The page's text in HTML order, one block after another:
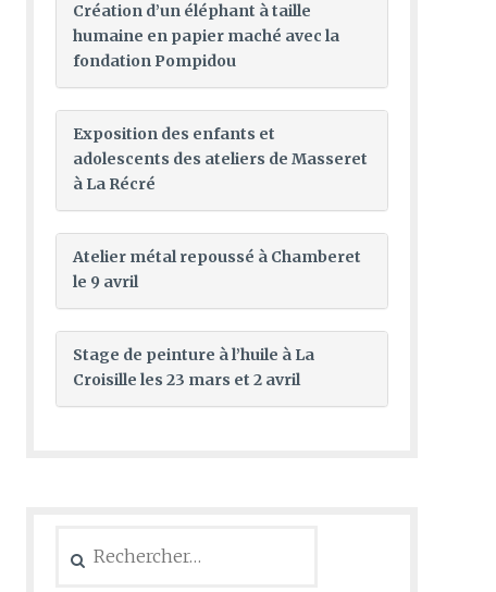
Création d’un éléphant à taille
humaine en papier maché avec la
fondation Pompidou
Exposition des enfants et
adolescents des ateliers de Masseret
à La Récré
Atelier métal repoussé à Chamberet
le 9 avril
Stage de peinture à l’huile à La
Croisille les 23 mars et 2 avril